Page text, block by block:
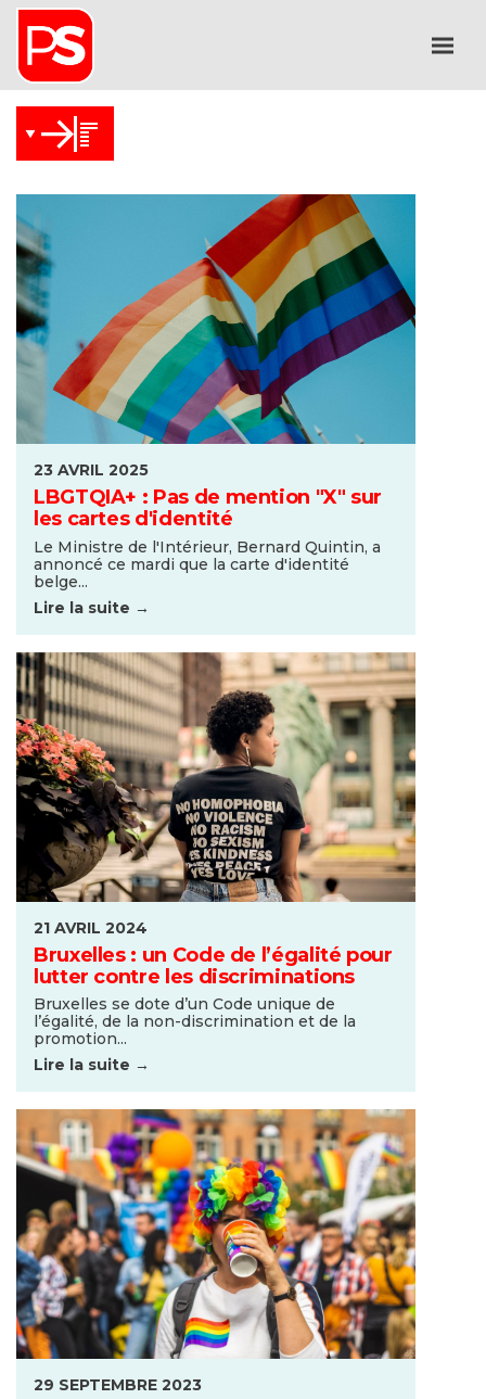
23 AVRIL 2025
LBGTQIA+ : Pas de mention "X" sur
les cartes d'identité
Le Ministre de l'Intérieur, Bernard Quintin, a
annoncé ce mardi que la carte d'identité
belge...
Lire la suite →
21 AVRIL 2024
Bruxelles : un Code de l’égalité pour
lutter contre les discriminations
Bruxelles se dote d’un Code unique de
l’égalité, de la non-discrimination et de la
promotion...
Lire la suite →
29 SEPTEMBRE 2023